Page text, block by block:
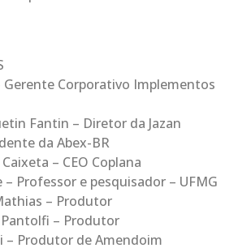
Gerente Corporativo Implementos
Fantin – Diretor da Jazan
da Abex-BR
– CEO Coplana
– Professor e pesquisador – UFMG
– Produtor
– Produtor
– Produtor de Amendoim